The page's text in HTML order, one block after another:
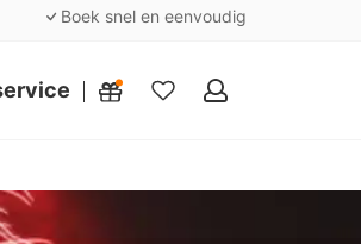
Boek snel en eenvoudig
Mijn